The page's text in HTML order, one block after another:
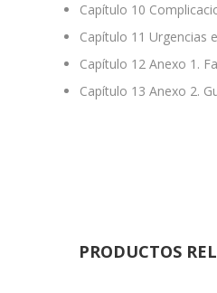
Capítulo 10
Capítulo 11 Urgencias
Capítulo 12 Anexo 1.
Capítulo 13 Anexo 2.
PRODUCTOS